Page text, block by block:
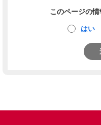
このページの
はい